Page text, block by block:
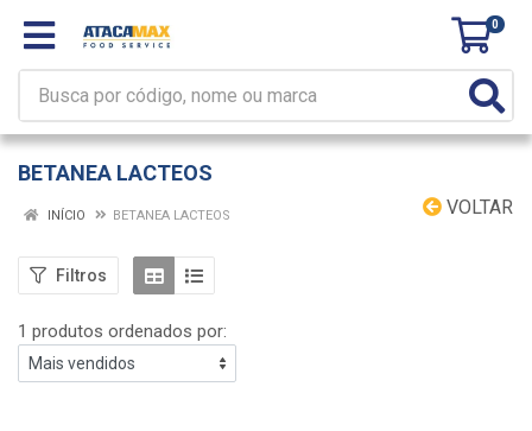
0
BETANEA LACTEOS
VOLTAR
INÍCIO BETANEA LACTEOS
Filtros
1 produtos ordenados por: